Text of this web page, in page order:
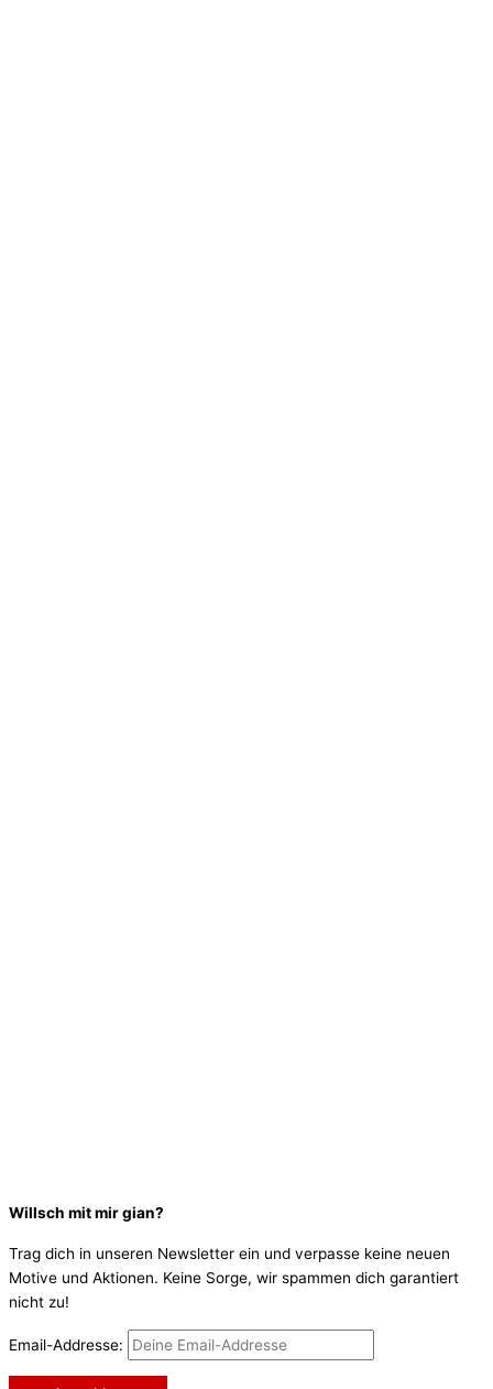
Willsch mit mir gian?
Trag dich in unseren Newsletter ein und verpasse keine neuen
Motive und Aktionen. Keine Sorge, wir spammen dich garantiert
nicht zu!
Email-Addresse: